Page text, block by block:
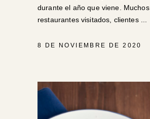
durante el año que viene. Muchos
restaurantes visitados, clientes
8 DE NOVIEMBRE DE 2020